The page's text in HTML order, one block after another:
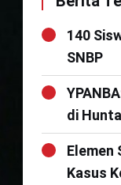
140
SNBP
di
Elemen
Kasus